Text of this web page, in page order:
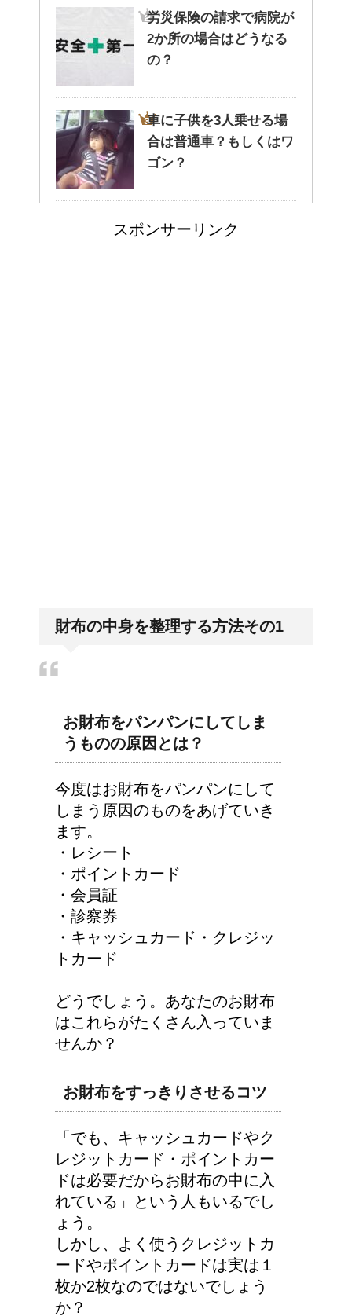
腹痛、しかも激痛・吐き気もあ
癒しを与えてくれるメダカ。そ
の産卵時期はいつ？
労災保険の請求で病院が
2か所の場合はどうなる
の？
車に子供を3人乗せる場
合は普通車？もしくはワ
ゴン？
高齢者の子宮からの出血
リンパに転移した場合、
猫の長毛は雑種でも可愛
いの？！
スポンサーリンク
財布の中身を整理する方法その1
お財布をパンパンにしてしま
うものの原因とは？
今度はお財布をパンパンにして
しまう原因のものをあげていき
ます。
・レシート
・ポイントカード
・会員証
・診察券
・キャッシュカード・クレジッ
トカード
どうでしょう。あなたのお財布
はこれらがたくさん入っていま
せんか？
お財布をすっきりさせるコツ
「でも、キャッシュカードやク
レジットカード・ポイントカー
ドは必要だからお財布の中に入
れている」という人もいるでし
ょう。
しかし、よく使うクレジットカ
ードやポイントカードは実は１
枚か2枚なのではないでしょう
か？